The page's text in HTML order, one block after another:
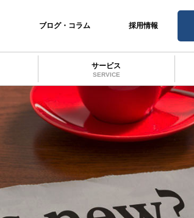
ブログ・コラム 採用情報
サービス
SERVICE